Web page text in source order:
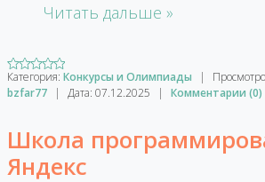
Читать дальше »
Категория: Конкурсы и Олимпиады |
bzfar77
| Дата: 07.12.2025 | Комментарии (0)
Школа
Яндекс